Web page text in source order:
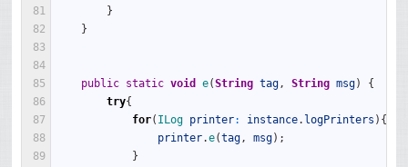
81
82
83
84
85
86
87
88
89
}
}
public static void e(String tag, String msg)
{
try{
for( ILog printer: instance. logPrinters ) {
printer.e(tag, msg) ;
}